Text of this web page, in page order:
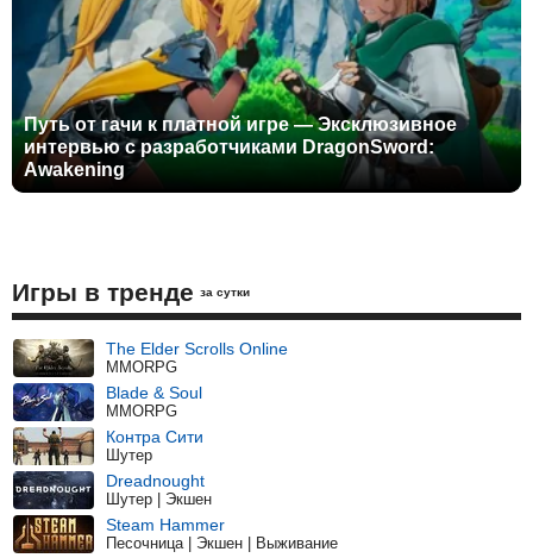
Путь от гачи к платной игре — Эксклюзивное
интервью с разработчиками DragonSword:
Awakening
Игры в тренде за сутки
The Elder Scrolls Online
MMORPG
Blade & Soul
MMORPG
Контра Сити
Шутер
Dreadnought
Шутер | Экшен
Steam Hammer
Песочница | Экшен | Выживание